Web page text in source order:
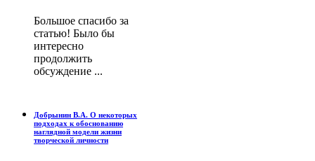
Большое спасибо за
статью! Было бы
интересно
продолжить
обсуждение ...
Добрынин В.А. О некоторых
подходах к обоснованию
наглядной модели жизни
творческой личности